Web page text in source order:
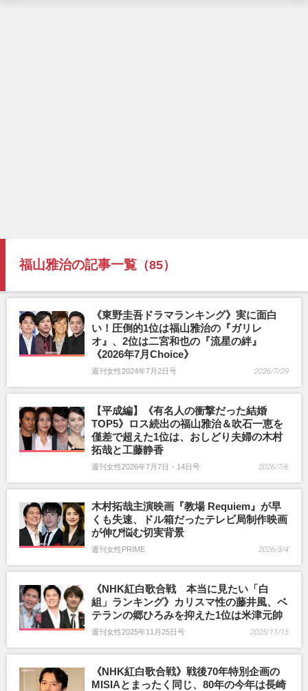
福山雅治の記事一覧 （85）
《東野圭吾ドラマランキング》実に面白
い！圧倒的1位は福山雅治の『ガリレ
オ』、2位は二宮和也の『流星の絆』
《2026年7月Choice》
週刊女性2024年7月2日号 2026/7/29
【平成編】《有名人の衝撃だった結婚
TOP5》ロス続出の福山雅治＆吹石一恵を
僅差で超えた1位は、おしどり夫婦の木村
拓哉と工藤静香
週刊女性2026年7月7日・14日号 2026/7/6
木村拓哉主演映画『教場 Requiem』が早
くも失速、ドル箱だったテレビ局制作映画
が伸び悩む切実背景
週刊女性PRIME 2026/3/4
《NHK紅白歌合戦 本当に見たい「白
組」ランキング》カリスマ性の藤井風、ベ
テランの郷ひろみを抑えた1位は米津元帥
週刊女性2025年11月25日号 2025/11/15
《NHK紅白歌合戦》戦後70年特別企画の
MISIAとまったく同じ、80年の今年は長崎